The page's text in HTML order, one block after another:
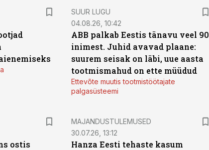
SUUR LUGU
04.08.26, 10:42
ABB palkab Eestis tänavu veel 90
inimest. Juhid avavad plaane:
suurem seisak on läbi, uue aasta
tootmismahud on ette müüdud
Ettevõte muutis tootmistöötajate
palgasüsteemi
ostis
MAJANDUSTULEMUSED
30.07.26, 13:12
Hanza Eesti tehaste kasum